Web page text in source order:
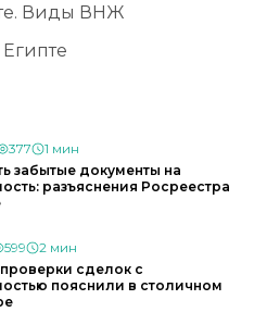
Виды ВНЖ
377
1 мин
забытые документы на
разъяснения Росреестра
599
2 мин
сделок с
пояснили в столичном